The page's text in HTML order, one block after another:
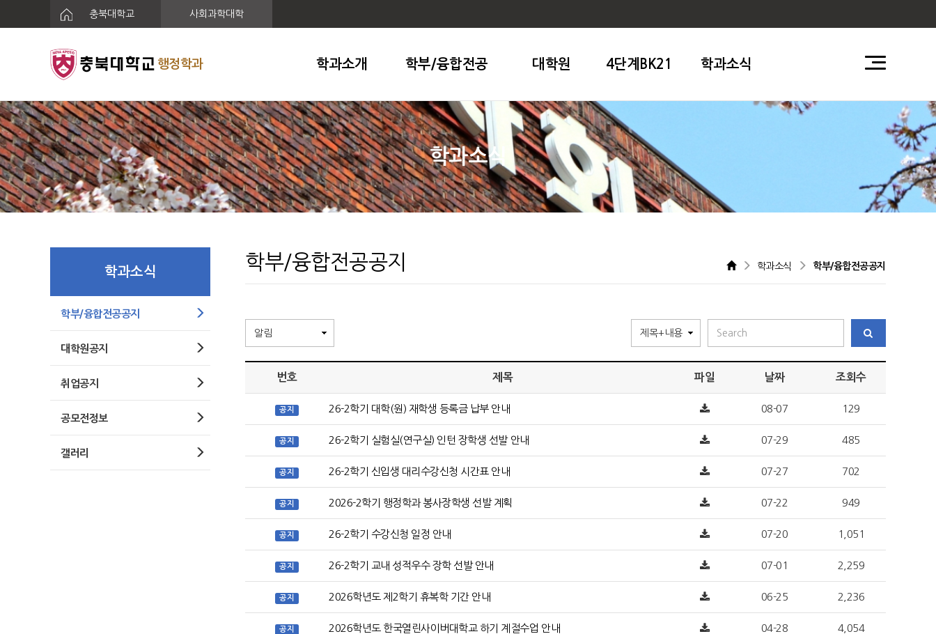
충북대학교 사회과학대학
행정학과 학과소개 학부/융합전공 대학원 4단계BK21 학과소식
학과소식
학과소식
학부/융합전공공지
대학원공지
취업공지
공모전정보
갤러리
학부/융합전공공지 학과소식 학부/융합전공공지
번호 제목 파일 날짜 조회수
공지 26-2학기 대학(원) 재학생 등록금 납부 안내 08-07 129
공지 26-2학기 실험실(연구실) 인턴 장학생 선발 안내 07-29 485
공지 26-2학기 신입생 대리수강신청 시간표 안내 07-27 702
공지 2026-2학기 행정학과 봉사장학생 선발 계획 07-22 949
공지 26-2학기 수강신청 일정 안내 07-20 1,051
공지 26-2학기 교내 성적우수 장학 선발 안내 07-01 2,259
공지 2026학년도 제2학기 휴복학 기간 안내 06-25 2,236
공지 2026학년도 한국열린사이버대학교 하기 계절수업 안내 04-28 4,054